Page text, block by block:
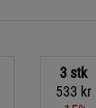
3 stk
533 kr